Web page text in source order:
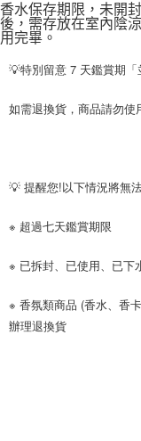
香水保存期限，未開
後，需存放在室內陰
用完畢。
💡特別留意 7 天鑑賞期「
如需退換貨，商品請勿使
💡 提醒您!以下情況將無
※ 超過七天鑑賞期限
※ 已拆封、已使用、已下
※ 香氛類商品 (香水、香
辦理退換貨